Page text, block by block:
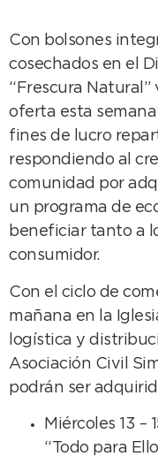
Con bolsones
cosechados en el
“Frescura Natural”
oferta esta
fines de lucro
respondiendo al
comunidad por
un programa de
beneficiar tanto a
consumidor.
Con el ciclo de
mañana en la
logística y
Asociación Civil
podrán ser
Miércoles 13 –
“Todo para